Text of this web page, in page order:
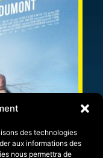
des technologies
aux informations des
nous permettra de